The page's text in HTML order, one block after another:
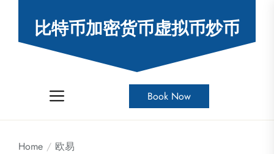
比特币加密货币虚拟币炒币
Book Now
Home
欧易